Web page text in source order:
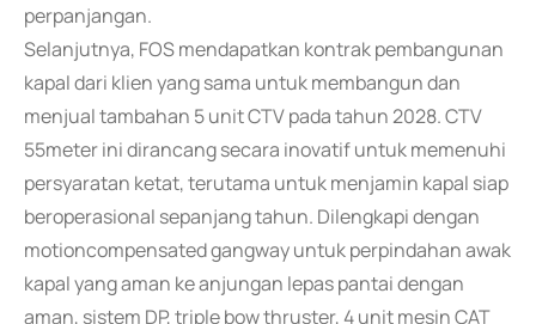
perpanjangan.
Selanjutnya, FOS mendapatkan kontrak pembangunan
kapal dari klien yang sama untuk membangun dan
menjual tambahan 5 unit CTV pada tahun 2028. CTV
55meter ini dirancang secara inovatif untuk memenuhi
persyaratan ketat, terutama untuk menjamin kapal siap
beroperasional sepanjang tahun. Dilengkapi dengan
motioncompensated gangway untuk perpindahan awak
kapal yang aman ke anjungan lepas pantai dengan
aman, sistem DP, triple bow thruster, 4 unit mesin CAT